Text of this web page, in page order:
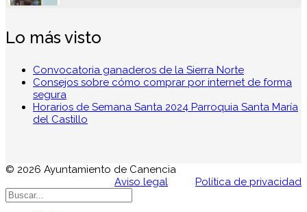
Lo más visto
Convocatoria ganaderos de la Sierra Norte
Consejos sobre cómo comprar por internet de forma
segura
Horarios de Semana Santa 2024 Parroquia Santa María
del Castillo
© 2026 Ayuntamiento de Canencia
Aviso legal
Política de privacidad